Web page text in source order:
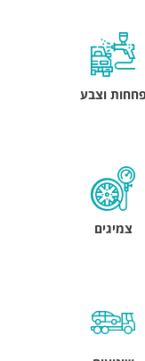
פחחות וצבע
צמיגים